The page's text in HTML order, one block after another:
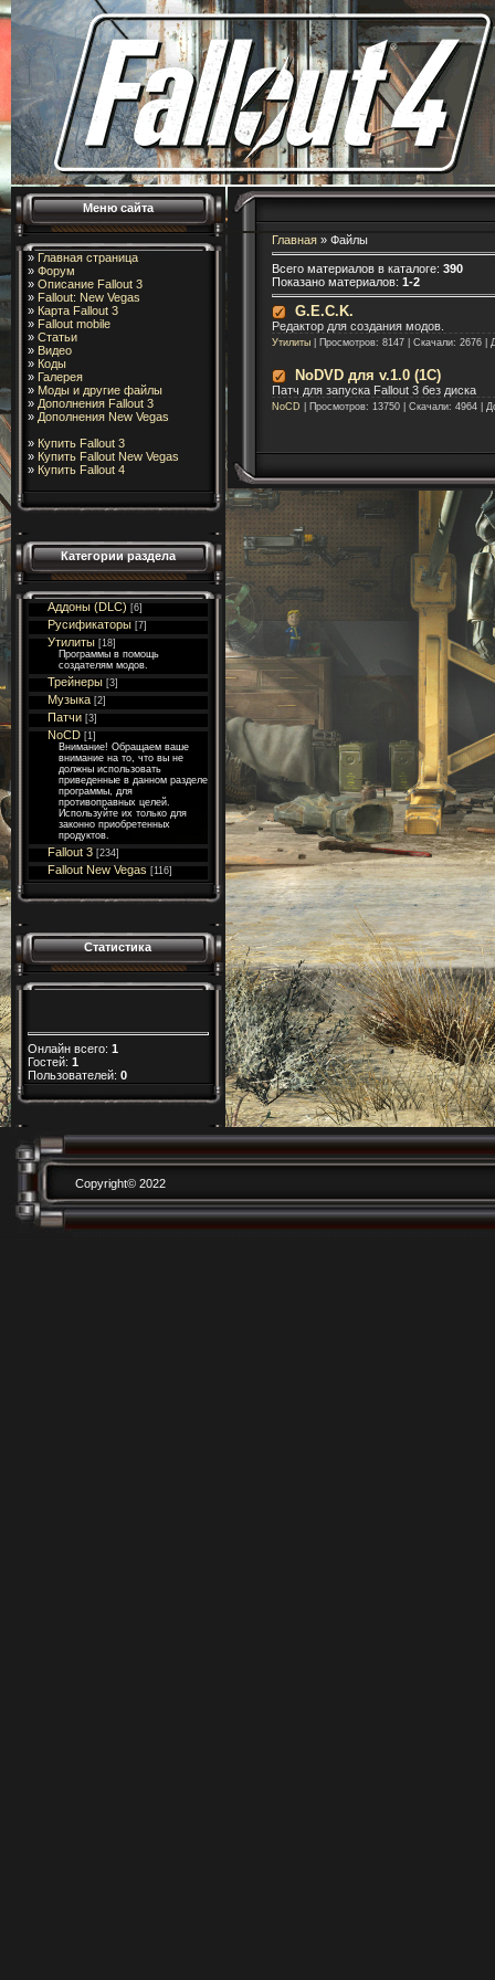
Меню сайта
» Главная страница
» Форум
» Описание Fallout 3
» Fallout: New Vegas
» Карта Fallout 3
» Fallout mobile
» Статьи
» Видео
» Коды
» Галерея
» Моды и другие файлы
» Дополнения Fallout 3
» Дополнения New Vegas
» Купить Fallout 3
» Купить Fallout New Vegas
» Купить Fallout 4
Категории раздела
Аддоны (DLC) [6]
Русификаторы [7]
Утилиты [18]
Программы в помощь
создателям модов.
Трейнеры [3]
Музыка [2]
Патчи [3]
NoCD [1]
Внимание! Обращаем ваше
внимание на то, что вы не
должны использовать
приведенные в данном разделе
программы, для
противоправных целей.
Используйте их только для
законно приобретенных
продуктов.
Fallout 3 [234]
Fallout New Vegas [116]
Статистика
Онлайн всего: 1
Гостей: 1
Пользователей: 0
Главная » Файлы
Всего материалов в каталоге: 390
Показано материалов: 1-2
G.E.C.K.
Редактор для создания модов.
Утилиты | Просмотров: 8147 | Скачали: 2676 |
NoDVD для v.1.0 (1С)
Патч для запуска Fallout 3 без диска
NoCD | Просмотров: 13750 | Скачали: 4964 |
Copyright© 2022